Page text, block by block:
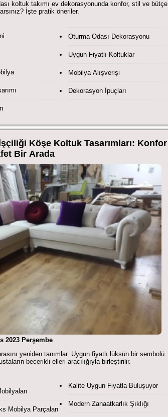
koltuk takımı ev dekorasyonunda konfor, stil ve bütçe
İşte pratik öneriler.
Oturma Odası Dekorasyonu
Uygun Fiyatlı Koltuklar
Mobilya Alışverişi
Dekorasyon İpuçları
Köşe Koltuk Tasarımları: Konfor
Bir Arada
2023 Perşembe
yeniden tanımlar. Uygun fiyatlı lüksün bir sembolü
becerikli elleri aracılığıyla birleştirilir.
Mobilya Parçaları
Kalite Uygun Fiyatla Buluşuyor
Modern Zanaatkarlık Şıklığı